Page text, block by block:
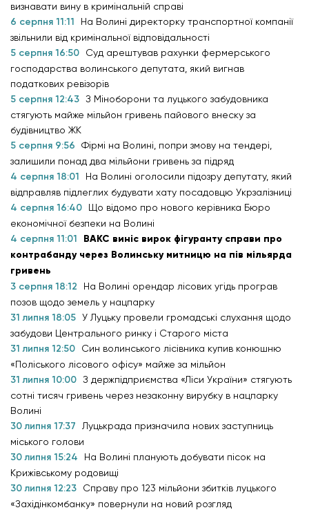
визнавати вину в кримінальній справі
6 серпня 11:11
На Волині директорку транспортної компанії
звільнили від кримінальної відповідальності
5 серпня 16:50
Суд арештував рахунки фермерського
господарства волинського депутата, який вигнав
податкових ревізорів
5 серпня 12:43 З Міноборони та луцького забудовника
стягують майже мільйон гривень пайового внеску за
будівництво ЖК
5 серпня 9:56
Фірмі на Волині, попри змову на тендері,
залишили понад два мільйони гривень за підряд
4 серпня 18:01
На Волині оголосили підозру депутату, який
відправляв підлеглих будувати хату посадовцю Укрзалізниці
4 серпня 16:40
Що відомо про нового керівника Бюро
економічної безпеки на Волині
4 серпня 11:01
ВАКС виніс вирок фігуранту справи про
контрабанду через Волинську митницю на пів мільярда
гривень
3 серпня 18:12
На Волині орендар лісових угідь програв
позов щодо земель у нацпарку
31 липня 18:05 У Луцьку провели громадські слухання щодо
забудови Центрального ринку і Старого міста
31 липня 12:50
Син волинського лісівника купив конюшню
«Поліського лісового офісу» майже за мільйон
31 липня 10:00 З держпідприємства «Ліси України» стягують
сотні тисяч гривень через незаконну вирубку в нацпарку
Волині
30 липня 17:37
Луцькрада призначила нових заступниць
міського голови
30 липня 15:24
На Волині планують добувати пісок на
Крижівському родовищі
30 липня 12:23
Справу про 123 мільйони збитків луцького
«Західінкомбанку» повернули на новий розгляд